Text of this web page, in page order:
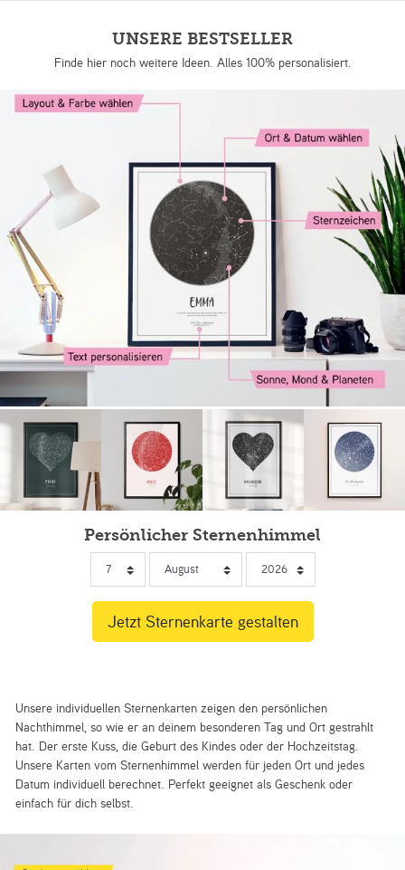
UNSERE BESTSELLER
Finde hier noch weitere Ideen. Alles 100% personalisiert.
Persönlicher Sternenhimmel
Unsere individuellen Sternenkarten zeigen den persönlichen
Nachthimmel, so wie er an deinem besonderen Tag und Ort gestrahlt
hat. Der erste Kuss, die Geburt des Kindes oder der Hochzeitstag.
Unsere Karten vom Sternenhimmel werden für jeden Ort und jedes
Datum individuell berechnet. Perfekt geeignet als Geschenk oder
einfach für dich selbst.